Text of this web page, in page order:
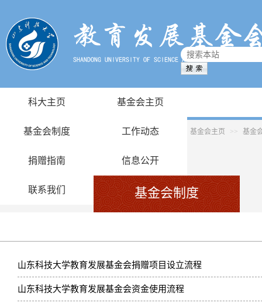
科大主页 基金会主页
基金会制度 工作动态
捐赠指南 信息公开
联系我们
基金会主页 >> 基金
基金会制度
山东科技大学教育发展基金会捐赠项目设立流程
山东科技大学教育发展基金会资金使用流程